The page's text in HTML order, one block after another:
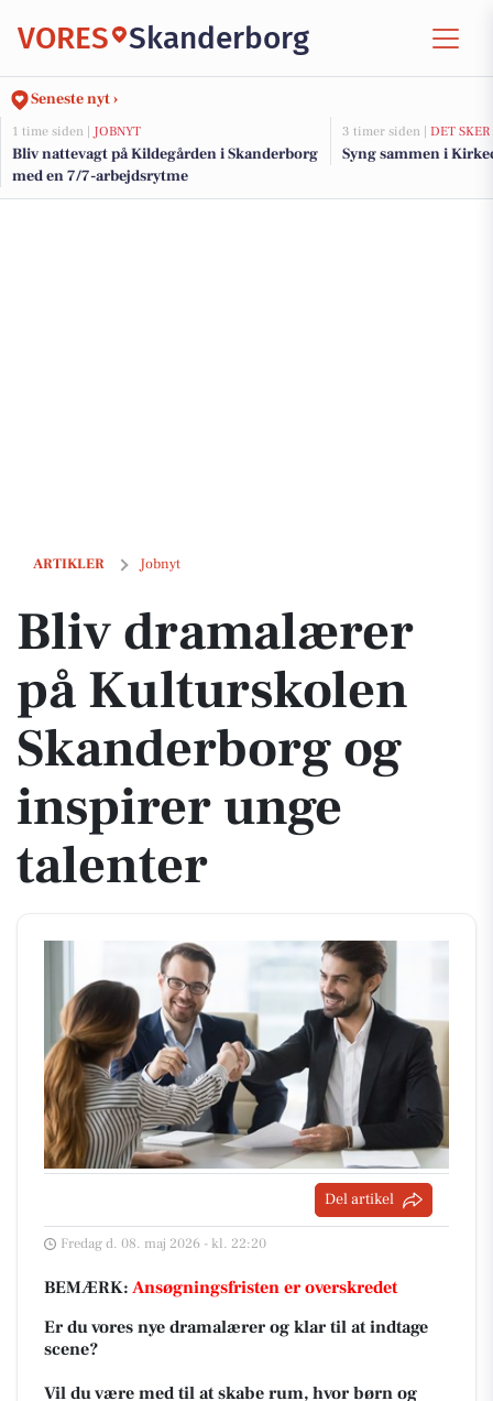
VORES Skanderborg
Seneste nyt ›
1 time siden | JOBNYT
Bliv nattevagt på Kildegården i Skanderborg
med en 7/7-arbejdsrytme
3 timer siden | DET SKER
Syng sammen i
ARTIKLER Jobnyt
Bliv dramalærer på Kulturskolen Skanderborg og inspirer unge
Bliv dramalærer
på Kulturskolen
Skanderborg og
inspirer unge
talenter
Del artikel
Fredag d. 08. maj 2026 - kl. 22:20
BEMÆRK: Ansøgningsfristen er overskredet
Er du vores nye dramalærer og klar til at indtage
scene?
Vil du være med til at skabe rum, hvor børn og